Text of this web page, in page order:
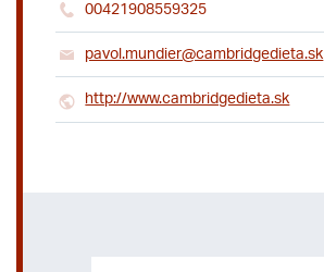
00421908559325
pavol.mundier@cambridgedieta.sk
http://www.cambridgedieta.sk